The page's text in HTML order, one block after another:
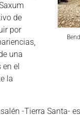
de
por
una
en el
la
-Tierra Santa-